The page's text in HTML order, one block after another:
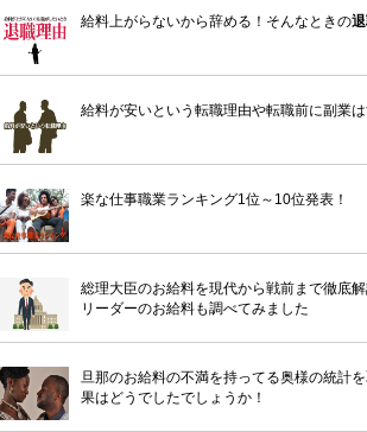
給料上がらないから辞める！そんなときの
給料が安いという転職理由や転職前に副業
楽な仕事職業ランキング1位～10位発表！
総理大臣のお給料を現代から戦前まで徹底
リーダーのお給料も調べてみました
旦那のお給料の不満を持ってる奥様の統計
果はどうでしたでしょうか！